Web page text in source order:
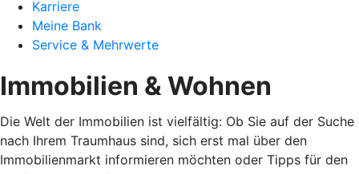
Karriere
Meine Bank
Service & Mehrwerte
Immobilien & Wohnen
Die Welt der Immobilien ist vielfältig: Ob Sie auf der Suche
nach Ihrem Traumhaus sind, sich erst mal über den
Immobilienmarkt informieren möchten oder Tipps für den